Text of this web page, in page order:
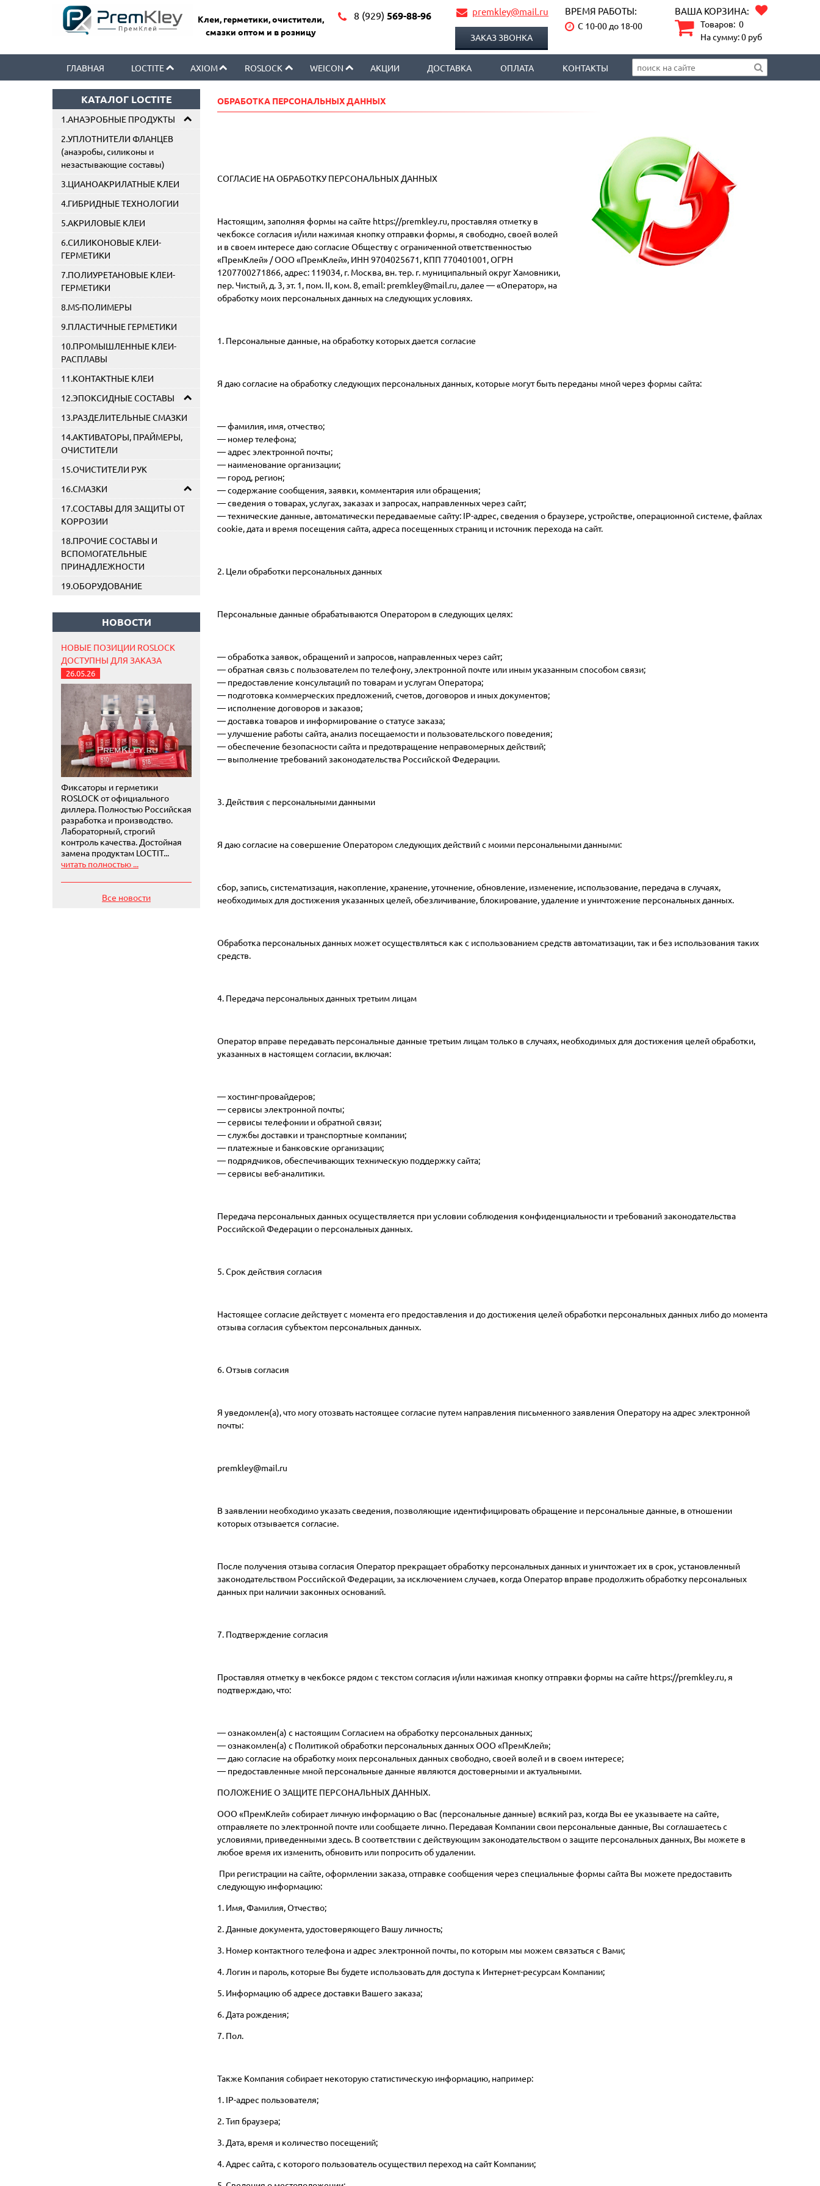
Клеи, герметики, очистители,
смазки оптом и в розницу
8 (929) 569-88-96 premkley@mail.ru
ЗАКАЗ ЗВОНКА
ВРЕМЯ РАБОТЫ:
С 10-00 до 18-00
ВАША КОРЗИНА:
Товаров: 0
На сумму:0 руб
ГЛАВНАЯ LOCTITE AXIOM ROSLOCK WEICON АКЦИИ ДОСТАВКА ОПЛАТА КОНТАКТЫ
КАТАЛОГ LOCTITE
1.АНАЭРОБНЫЕ ПРОДУКТЫ
2.УПЛОТНИТЕЛИ ФЛАНЦЕВ
(анаэробы, силиконы и
незастывающие составы)
3.ЦИАНОАКРИЛАТНЫЕ КЛЕИ
4.ГИБРИДНЫЕ ТЕХНОЛОГИИ
5.АКРИЛОВЫЕ КЛЕИ
6.СИЛИКОНОВЫЕ КЛЕИ-
ГЕРМЕТИКИ
7.ПОЛИУРЕТАНОВЫЕ КЛЕИ-
ГЕРМЕТИКИ
8.MS-ПОЛИМЕРЫ
9.ПЛАСТИЧНЫЕ ГЕРМЕТИКИ
10.ПРОМЫШЛЕННЫЕ КЛЕИ-
РАСПЛАВЫ
11.КОНТАКТНЫЕ КЛЕИ
12.ЭПОКСИДНЫЕ СОСТАВЫ
13.РАЗДЕЛИТЕЛЬНЫЕ СМАЗКИ
14.АКТИВАТОРЫ, ПРАЙМЕРЫ,
ОЧИСТИТЕЛИ
15.ОЧИСТИТЕЛИ РУК
16.СМАЗКИ
17.СОСТАВЫ ДЛЯ ЗАЩИТЫ ОТ
КОРРОЗИИ
18.ПРОЧИЕ СОСТАВЫ И
ВСПОМОГАТЕЛЬНЫЕ
ПРИНАДЛЕЖНОСТИ
19.ОБОРУДОВАНИЕ
НОВОСТИ
НОВЫЕ ПОЗИЦИИ ROSLOCK
ДОСТУПНЫ ДЛЯ ЗАКАЗА
26.05.26
Фиксаторы и герметики
ROSLOCK от официального
диллера. Полностью Российская
разработка и производство.
Лабораторный, строгий
контроль качества. Достойная
замена продуктам LOCTIT...
читать полностью ...
Все новости
ОБРАБОТКА ПЕРСОНАЛЬНЫХ ДАННЫХ
СОГЛАСИЕ НА ОБРАБОТКУ ПЕРСОНАЛЬНЫХ ДАННЫХ
Настоящим, заполняя формы на сайте https://premkley.ru, проставляя отметку в
чекбоксе согласия и/или нажимая кнопку отправки формы, я свободно, своей волей
и в своем интересе даю согласие Обществу с ограниченной ответственностью
«ПремКлей» / ООО «ПремКлей», ИНН 9704025671, КПП 770401001, ОГРН
1207700271866, адрес: 119034, г. Москва, вн. тер. г. муниципальный округ Хамовники,
пер. Чистый, д. 3, эт. 1, пом. II, ком. 8, email: premkley@mail.ru, далее — «Оператор», на
обработку моих персональных данных на следующих условиях.
1. Персональные данные, на обработку которых дается согласие
Я даю согласие на обработку следующих персональных данных, которые могут быть переданы мной через формы сайта:
— фамилия, имя, отчество;
— номер телефона;
— адрес электронной почты;
— наименование организации;
— город, регион;
— содержание сообщения, заявки, комментария или обращения;
— сведения о товарах, услугах, заказах и запросах, направленных через сайт;
— технические данные, автоматически передаваемые сайту: IP-адрес, сведения о браузере, устройстве, операционной системе, файлах
cookie, дата и время посещения сайта, адреса посещенных страниц и источник перехода на сайт.
2. Цели обработки персональных данных
Персональные данные обрабатываются Оператором в следующих целях:
— обработка заявок, обращений и запросов, направленных через сайт;
— обратная связь с пользователем по телефону, электронной почте или иным указанным способом связи;
— предоставление консультаций по товарам и услугам Оператора;
— подготовка коммерческих предложений, счетов, договоров и иных документов;
— исполнение договоров и заказов;
— доставка товаров и информирование о статусе заказа;
— улучшение работы сайта, анализ посещаемости и пользовательского поведения;
— обеспечение безопасности сайта и предотвращение неправомерных действий;
— выполнение требований законодательства Российской Федерации.
3. Действия с персональными данными
Я даю согласие на совершение Оператором следующих действий с моими персональными данными:
сбор, запись, систематизация, накопление, хранение, уточнение, обновление, изменение, использование, передача в случаях,
необходимых для достижения указанных целей, обезличивание, блокирование, удаление и уничтожение персональных данных.
Обработка персональных данных может осуществляться как с использованием средств автоматизации, так и без использования таких
средств.
4. Передача персональных данных третьим лицам
Оператор вправе передавать персональные данные третьим лицам только в случаях, необходимых для достижения целей обработки,
указанных в настоящем согласии, включая:
— хостинг-провайдеров;
— сервисы электронной почты;
— сервисы телефонии и обратной связи;
— службы доставки и транспортные компании;
— платежные и банковские организации;
— подрядчиков, обеспечивающих техническую поддержку сайта;
— сервисы веб-аналитики.
Передача персональных данных осуществляется при условии соблюдения конфиденциальности и требований законодательства
Российской Федерации о персональных данных.
5. Срок действия согласия
Настоящее согласие действует с момента его предоставления и до достижения целей обработки персональных данных либо до момента
отзыва согласия субъектом персональных данных.
6. Отзыв согласия
Я уведомлен(а), что могу отозвать настоящее согласие путем направления письменного заявления Оператору на адрес электронной
почты:
premkley@mail.ru
В заявлении необходимо указать сведения, позволяющие идентифицировать обращение и персональные данные, в отношении
которых отзывается согласие.
После получения отзыва согласия Оператор прекращает обработку персональных данных и уничтожает их в срок, установленный
законодательством Российской Федерации, за исключением случаев, когда Оператор вправе продолжить обработку персональных
данных при наличии законных оснований.
7. Подтверждение согласия
Проставляя отметку в чекбоксе рядом с текстом согласия и/или нажимая кнопку отправки формы на сайте https://premkley.ru, я
подтверждаю, что:
— ознакомлен(а) с настоящим Согласием на обработку персональных данных;
— ознакомлен(а) с Политикой обработки персональных данных ООО «ПремКлей»;
— даю согласие на обработку моих персональных данных свободно, своей волей и в своем интересе;
— предоставленные мной персональные данные являются достоверными и актуальными.
ПОЛОЖЕНИЕ О ЗАЩИТЕ ПЕРСОНАЛЬНЫХ ДАННЫХ.
ООО «ПремКлей» собирает личную информацию о Вас (персональные данные) всякий раз, когда Вы ее указываете на сайте,
отправляете по электронной почте или сообщаете лично. Передавая Компании свои персональные данные, Вы соглашаетесь с
условиями, приведенными здесь. В соответствии с действующим законодательством о защите персональных данных, Вы можете в
любое время их изменить, обновить или попросить об удалении.
При регистрации на сайте, оформлении заказа, отправке сообщения через специальные формы сайта Вы можете предоставить
следующую информацию:
1. Имя, Фамилия, Отчество;
2. Данные документа, удостоверяющего Вашу личность;
3. Номер контактного телефона и адрес электронной почты, по которым мы можем связаться с Вами;
4. Логин и пароль, которые Вы будете использовать для доступа к Интернет-ресурсам Компании;
5. Информацию об адресе доставки Вашего заказа;
6. Дата рождения;
7. Пол.
Также Компания собирает некоторую статистическую информацию, например:
1. IP-адрес пользователя;
2. Тип браузера;
3. Дата, время и количество посещений;
4. Адрес сайта, с которого пользователь осуществил переход на сайт Компании;